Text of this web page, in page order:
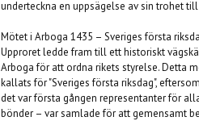
underteckna en uppsägelse av sin trohet
Mötet i Arboga 1435 – Sveriges första
Upproret ledde fram till ett historiskt
Arboga för att ordna rikets styrelse. Detta
kallats för "Sveriges första riksdag",
det var första gången representanter för
bönder – var samlade för att gemensamt